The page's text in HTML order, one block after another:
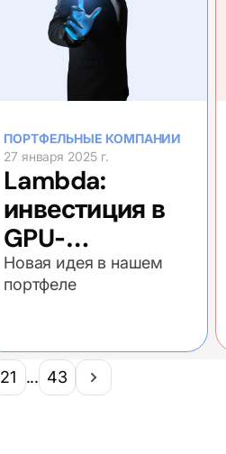
ПОРТФЕЛЬНЫЕ КОМПАНИИ
27 января 2025 г.
Lambda:
инвестиция в
GPU-
платформу
для
ИИ
Новая идея в нашем
портфеле
21 ... 43